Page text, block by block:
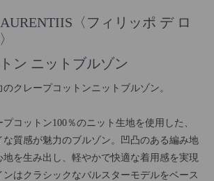
〈フィリッポ デ ロ
ン ニットブルゾン
クレープコットンニットブルゾン。
コットン100％のニット生地を使用した、
質感が魅力のブルゾン。凹凸のある編み地
地を生み出し、軽やかで快適な着用感を実現
ンはクラシックなバルスターモデルをベース